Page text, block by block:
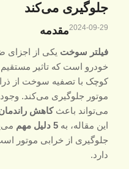
جلوگیری می‌کند
2024-09-29مقدمه
فیلتر سوخت یکی از
خودرو است که تاثیر مستقیم
کوچک با تصفیه سوخت از
موتور جلوگیری می‌کند.
می‌تواند باعثکاهش
این مقاله، به 5 دلیل مهم
جلوگیری از خرابی موتور
دارد.